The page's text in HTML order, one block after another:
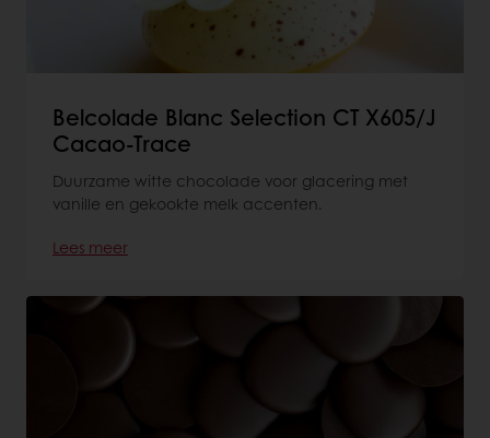
Belcolade Blanc Selection CT X605/J
Cacao-Trace
Duurzame witte chocolade voor glacering met
vanille en gekookte melk accenten.
Lees meer